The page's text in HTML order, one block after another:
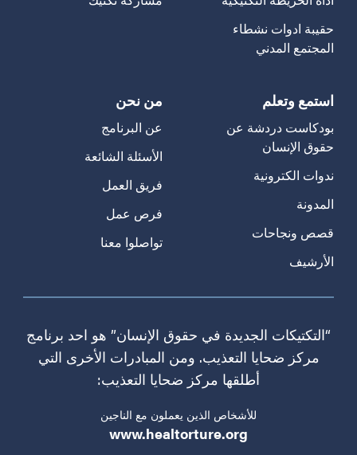
حقيبة ادوات نشطاء
المجتمع المدني
استمع وتعلم
بودكاست دردشة عن
حقوق الإنسان
ندوات الكترونية
المدونة
قصص ونجاحات
الأرشيف
من نحن
عن البرنامج
الأسئلة الشائعة
فريق العمل
فرص عمل
تواصلوا معنا
“التكتيكات الجديدة في حقوق الإنسان” هو احد برنامج
مركز ضحايا التعذيب. ومن المبادرات الأخرى التي
أطلقها مركز ضحايا التعذيب:
للأشخاص الذين يعملون مع الناجين
www.healtorture.org